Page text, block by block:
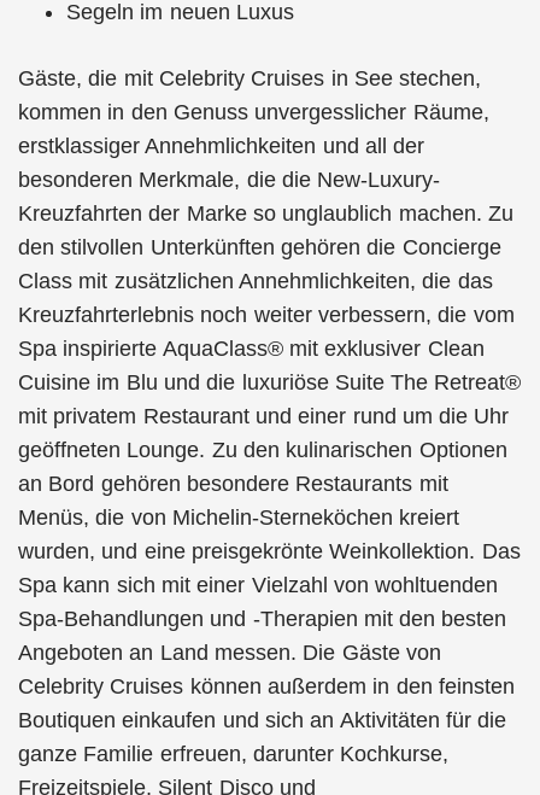
Segeln im neuen Luxus
Gäste, die mit Celebrity Cruises in See stechen,
kommen in den Genuss unvergesslicher Räume,
erstklassiger Annehmlichkeiten und all der
besonderen Merkmale, die die New-Luxury-
Kreuzfahrten der Marke so unglaublich machen. Zu
den stilvollen Unterkünften gehören die Concierge
Class mit zusätzlichen Annehmlichkeiten, die das
Kreuzfahrterlebnis noch weiter verbessern, die vom
Spa inspirierte AquaClass® mit exklusiver Clean
Cuisine im Blu und die luxuriöse Suite The Retreat®
mit privatem Restaurant und einer rund um die Uhr
geöffneten Lounge. Zu den kulinarischen Optionen
an Bord gehören besondere Restaurants mit
Menüs, die von Michelin-Sterneköchen kreiert
wurden, und eine preisgekrönte Weinkollektion. Das
Spa kann sich mit einer Vielzahl von wohltuenden
Spa-Behandlungen und -Therapien mit den besten
Angeboten an Land messen. Die Gäste von
Celebrity Cruises können außerdem in den feinsten
Boutiquen einkaufen und sich an Aktivitäten für die
ganze Familie erfreuen, darunter Kochkurse,
Freizeitspiele, Silent Disco und